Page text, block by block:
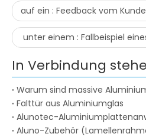
auf ein : Feedback vom Kunden mit
unter einem : Fallbeispiel
In Verbindung
Falttür aus Aluminiumglas
Alunotec-
Aluno-Zubehör